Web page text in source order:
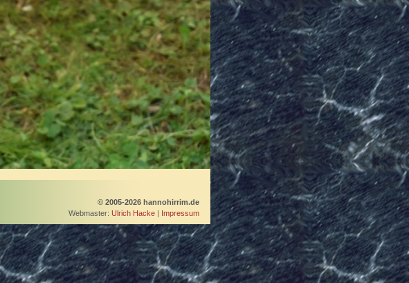
© 2005-2026 hannohirrim.de
Webmaster: Ulrich Hacke Impressum